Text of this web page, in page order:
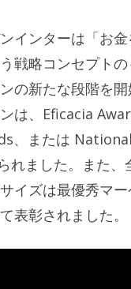
インターは「お
戦略コンセプト
の新たな段階を開
は、Eficacia
、または
れました。また、
イズは最優秀マ
表彰されました。